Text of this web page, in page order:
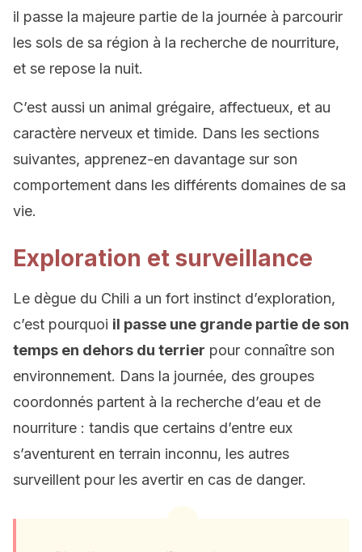
il passe la majeure partie de la journée à parcourir
les sols de sa région à la recherche de nourriture,
et se repose la nuit.
C’est aussi un animal grégaire, affectueux, et au
caractère nerveux et timide. Dans les sections
suivantes, apprenez-en davantage sur son
comportement dans les différents domaines de sa
vie.
Exploration et surveillance
Le dègue du Chili a un fort instinct d’exploration,
c’est pourquoi il passe une grande partie de son
temps en dehors du terrier pour connaître son
environnement. Dans la journée, des groupes
coordonnés partent à la recherche d’eau et de
nourriture : tandis que certains d’entre eux
s’aventurent en terrain inconnu, les autres
surveillent pour les avertir en cas de danger.